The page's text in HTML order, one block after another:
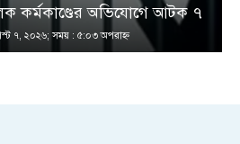
কর্মকাণ্ডের অভিযোগে আটক ৭
৭, ২০২৬; সময় : ৫:০৩ অপরাহ্ণ